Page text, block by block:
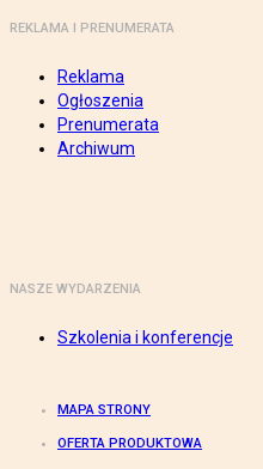
REKLAMA I PRENUMERATA
Reklama
Ogłoszenia
Prenumerata
Archiwum
NASZE WYDARZENIA
Szkolenia i konferencje
MAPA STRONY
OFERTA PRODUKTOWA